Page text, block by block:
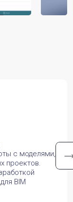
с моделями,
проектов.
BIM